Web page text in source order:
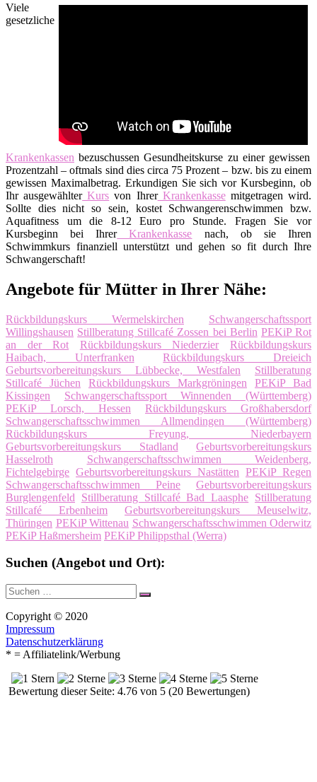
Viele
gesetzliche
Krankenkassen bezuschussen Gesundheitskurse zu einer gewissen
Prozentzahl – oftmals sind dies circa 75 Prozent – bzw. bis zu einem
gewissen Maximalbetrag. Erkundigen Sie sich vor Kursbeginn, ob
Ihr ausgewählterKurs von IhrerKrankenkassemitgetragen wird.
Sollte dies nicht so sein, kostet Schwangerenschwimmen bzw.
Aquafitness um die 8-12 Euro pro Stunde. Fragen Sie vor
Kursbeginn bei IhrerKrankenkasse nach, ob sie Ihren
Schwimmkurs finanziell unterstützt und gehen so fit durch Ihre
Schwangerschaft!
Angebote für Mütter in Ihrer Nähe:
Rückbildungskurs Wermelskirchen
Schwangerschaftssport
Willingshausen Stillberatung Stillcafé Zossen bei Berlin PEKiP Rot
an der Rot
Rückbildungskurs Niederzier
Rückbildungskurs
Haibach, Unterfranken
Rückbildungskurs Dreieich
Geburtsvorbereitungskurs Lübbecke, Westfalen
Stillberatung
Stillcafé Jüchen
Rückbildungskurs Markgröningen
PEKiP Bad
Kissingen
Schwangerschaftssport Winnenden (Württemberg)
PEKiP Lorsch, Hessen
Rückbildungskurs Großhabersdorf
Schwangerschaftsschwimmen Allmendingen (Württemberg)
Rückbildungskurs Freyung, Niederbayern
Geburtsvorbereitungskurs Stadland
Geburtsvorbereitungskurs
Hasselroth
Schwangerschaftsschwimmen Weidenberg,
Fichtelgebirge Geburtsvorbereitungskurs Nastätten PEKiP Regen
Schwangerschaftsschwimmen Peine
Geburtsvorbereitungskurs
Burglengenfeld
Stillberatung Stillcafé Bad Laasphe Stillberatung
Stillcafé Erbenheim
Geburtsvorbereitungskurs Meuselwitz,
Thüringen PEKiP Wittenau Schwangerschaftsschwimmen Oderwitz
PEKiP Haßmersheim PEKiP Philippsthal (Werra)
Suchen (Angebot und Ort):
Suche
nach:
Suchen
Copyright © 2020
Impressum
Datenschutzerklärung
* = Affiliatelink/Werbung
Bewertung dieser Seite: 4.76 von 5 (20 Bewertungen)